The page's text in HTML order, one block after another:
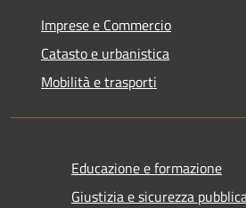
Imprese e Commercio
Catasto e urbanistica
Mobilità e trasporti
Educazione e formazione
Giustizia e sicurezza